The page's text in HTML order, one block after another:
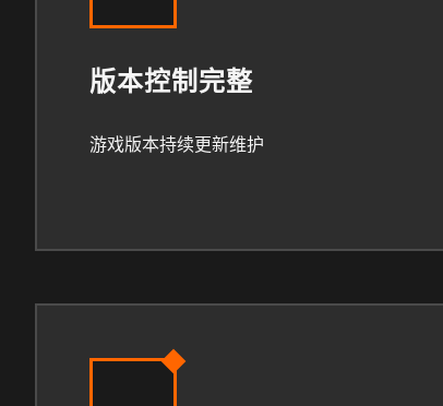
版本控制完整
游戏版本持续更新维护